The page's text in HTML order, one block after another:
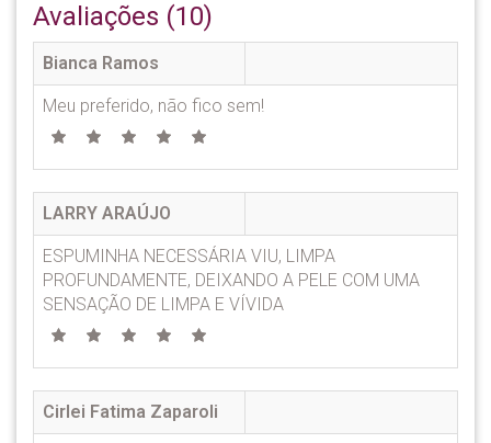
Avaliações (10)
Bianca Ramos
Meu preferido, não fico sem!
LARRY ARAÚJO
ESPUMINHA NECESSÁRIA VIU, LIMPA
PROFUNDAMENTE, DEIXANDO A PELE COM UMA
SENSAÇÃO DE LIMPA E VÍVIDA
Cirlei Fatima Zaparoli